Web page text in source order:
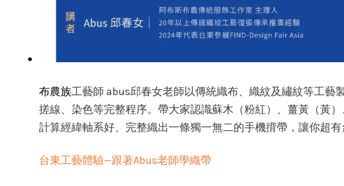
布農族工藝師 abus邱春女老師以傳統織布、織紋及繡紋等工藝
搓線、染色等完整程序。帶大家認識蘇木（粉紅）、薑黃（黃
計算經緯軸系好、完整織出一條獨一無二的手機揹帶，讓你超有
台東工藝體驗—跟著Abus老師學織帶